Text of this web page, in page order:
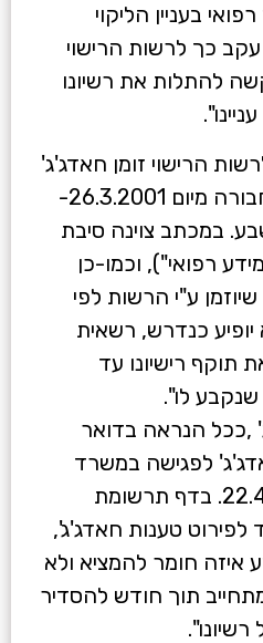
בעניין הליקוי
כך לרשות הרישוי
להתלות את רשיונו
הרישוי זומן חאדג'ג'
במכתב של משרד התחבורה מיום 26.3.2001-
במכתב צוינה סיבת
רפואי"), וכמו-כן
ע"י הרשות לפי
ולא יופיע כנדרש, רשאית
תוקף רישיונו עד
שנקבע לו".
,ככל הנראה בדואר
לפגישה במשרד
הרישוי, בתאריך 22.4.2001. בדף תרשומת
לפירוט טענות חאדג'ג',
איזה חומר להמציא ולא
תוך חודש להסדיר